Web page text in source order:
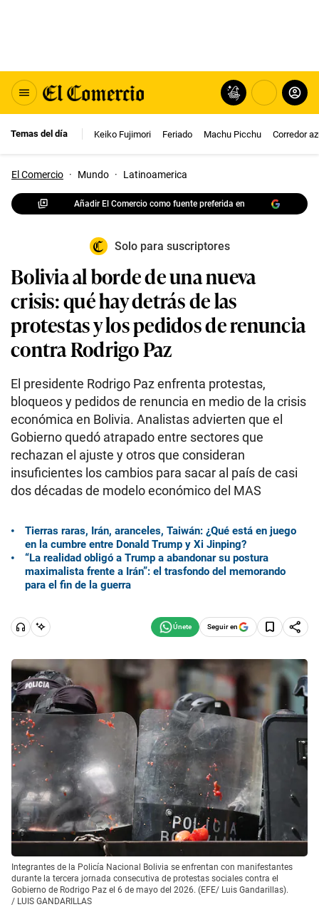
Temas del día Keiko Fujimori Feriado Machu Picchu Corredor
El Comercio · Mundo · Latinoamerica
Añadir El Comercio como fuente preferida en
Solo para suscriptores
Bolivia al borde de una nueva
crisis: qué hay detrás de las
protestas y los pedidos de renuncia
contra Rodrigo Paz
El presidente Rodrigo Paz enfrenta protestas,
bloqueos y pedidos de renuncia en medio de la crisis
económica en Bolivia. Analistas advierten que el
Gobierno quedó atrapado entre sectores que
rechazan el ajuste y otros que consideran
insuficientes los cambios para sacar al país de casi
dos décadas de modelo económico del MAS
Tierras raras, Irán, aranceles, Taiwán: ¿Qué está en juego
en la cumbre entre Donald Trump y Xi Jinping?
“La realidad obligó a Trump a abandonar su postura
maximalista frente a Irán”: el trasfondo del memorando
para el fin de la guerra
Seguir en
Integrantes de la Policía Nacional Bolivia se enfrentan con manifestantes
durante la tercera jornada consecutiva de protestas sociales contra el
Gobierno de Rodrigo Paz el 6 de mayo del 2026. (EFE/ Luis Gandarillas).
/ LUIS GANDARILLAS